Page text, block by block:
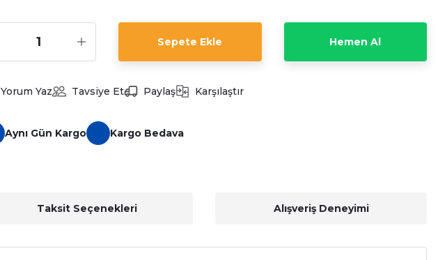
Sepete Ekle Hemen Al
Yorum Yaz Tavsiye Et Paylaş Karşılaştır
Aynı Gün Kargo Kargo Bedava
Taksit Seçenekleri Alışveriş Deneyimi